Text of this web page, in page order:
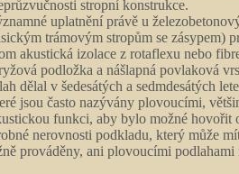
stropní konstrukce.
uplatnění právě u
trámovým stropům se zásypem)
akustická izolace z rotaflexu nebo
podložka a nášlapná povlaková
dělal v šedesátých a sedmdesátých
jsou často nazývány plovoucími,
funkci, aby bylo možné
nerovnosti podkladu, který může
prováděny, ani plovoucími